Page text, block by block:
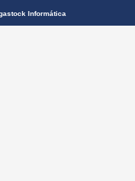
Informática